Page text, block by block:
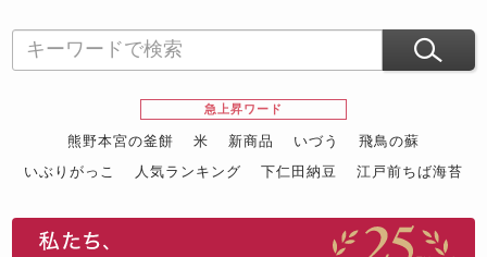
急上昇ワード
熊野本宮の釜餅 米 新商品 いづう
飛鳥の蘇
いぶりがっこ
人気ランキング 下仁田納豆
江戸前ちば海苔